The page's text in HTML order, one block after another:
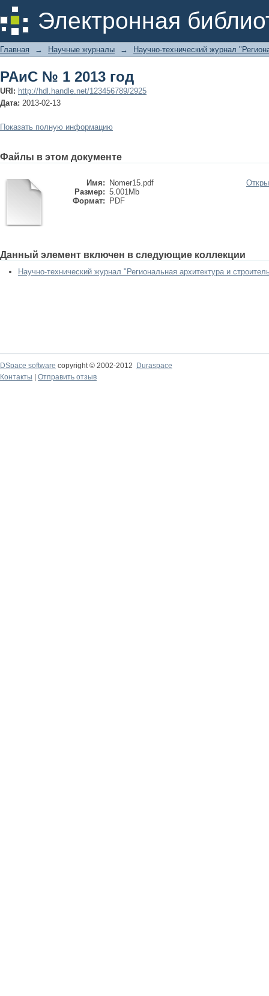
Электронная
РАиС № 1 2013 год
Главная → Научные журналы → Научно-технический журнал
РАиС № 1 2013 год
URI: http://hdl.handle.net/123456789/2925
Дата: 2013-02-13
Показать полную информацию
Файлы в этом документе
Имя:
Nomer15.pdf
Размер: 5.001Mb
Формат:
PDF
Данный элемент включен в следующие коллекции
Научно-технический журнал "Региональная архитектура и
DSpace software copyright © 2002-2012
Duraspace
Контакты
Отправить отзыв